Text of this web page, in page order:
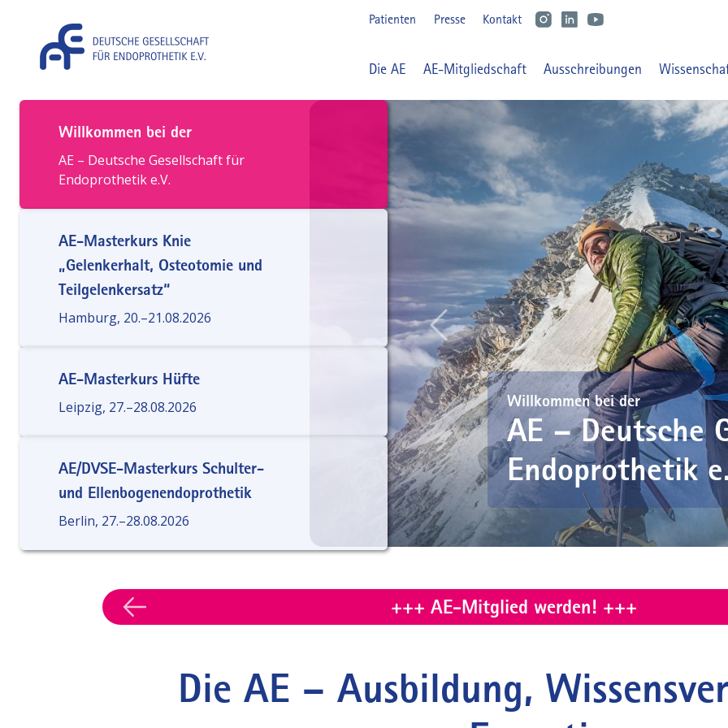
Benutzermenü
Patienten Presse Kontakt
Main navigation
Die AE AE-Mitgliedschaft Ausschreibungen
Willkommen bei der
AE – Deutsche Gesellschaft für
Endoprothetik e.V.
AE-Masterkurs Knie
„Gelenkerhalt, Osteotomie und
Teilgelenkersatz“
Hamburg, 20.–21.08.2026
AE-Masterkurs Hüfte
Leipzig, 27.–28.08.2026
AE/DVSE-Masterkurs Schulter-
und Ellenbogenendoprothetik
Berlin, 27.–28.08.2026
Willkommen bei der
AE – Deutsche
Endoprothetik
Previous
+++ AE-Mitglied werden! +++
Previous
Die AE – Ausbildung,